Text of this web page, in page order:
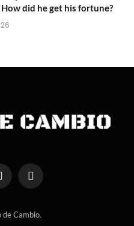
did he get his fortune?
Instagram
de Cambio.